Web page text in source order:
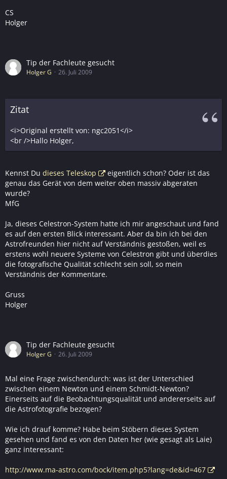
CS
Holger
Tip der Fachleute gesucht
Holger G 26. Juli 2009
Zitat
<i>Original erstellt von: ngc2051</i>
<br />Hallo Holger,
Kennst Du dieses Teleskop
eigentlich schon? Oder ist das
genau das Gerät von dem weiter oben massiv abgeraten
wurde?
MfG
Ja, dieses Celestron-System hatte ich mir angeschaut und fand
es auf den ersten Blick interessant. Aber da bin ich bei den
Astrofreunden hier nicht auf Verständnis gestoßen, weil es
erstens wohl neuere Systeme von Celestron gibt und überdies
die fotografische Qualität schlecht sein soll, so mein
Verständnis der Kommentare.
Gruss
Holger
Tip der Fachleute gesucht
Holger G 26. Juli 2009
Mal eine Frage zwischendurch: was ist der Unterschied
zwischen einem Newton und einem Schmidt-Newton?
Einerseits auf die Beobachtungsqualität und andererseits auf
die Astrofotografie bezogen?
Wie ich drauf komme? Habe beim Stöbern dieses System
gesehen und fand es von den Daten her (wie gesagt als Laie)
ganz interessant:
http://www.ma-astro.com/bock/item.php5?lang=de&id=467